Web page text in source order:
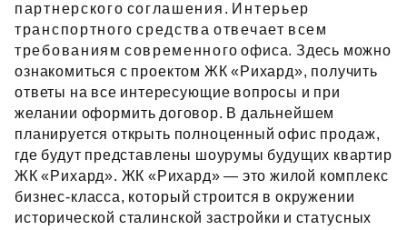
партнерского соглашения. Интерьер
транспортного средства отвечает всем
требованиям современного офиса. Здесь можно
ознакомиться с проектом ЖК «Рихард», получить
ответы на все интересующие вопросы и при
желании оформить договор. В дальнейшем
планируется открыть полноценный офис продаж,
где будут представлены шоурумы будущих квартир
ЖК «Рихард». ЖК «Рихард» — это жилой комплекс
бизнес‑класса, который строится в окружении
исторической сталинской застройки и статусных